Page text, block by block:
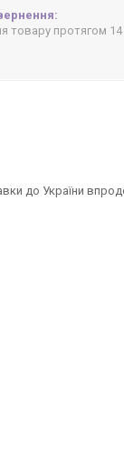
товару протягом
до України